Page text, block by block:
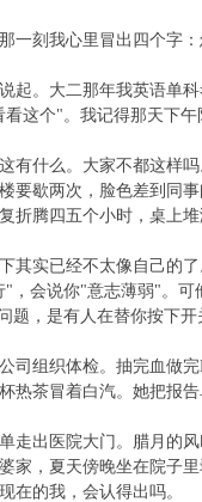
一刻我心里冒出四个字：
起。大二那年我英语单
这个"。我记得那天下
有什么。大家不都这样
要歇两次，脸色差到同
折腾四五个小时，桌上
其实已经不太像自己的
"，会说你"意志薄弱"。可
题，是有人在替你按下开
司组织体检。抽完血做
热茶冒着白汽。她把报
走出医院大门。腊月的
家，夏天傍晚坐在院子
在的我，会认得出吗。